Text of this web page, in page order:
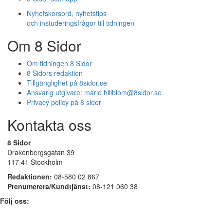
Nyhetskorsord, nyhetstips
och instuderingsfrågor till tidningen
Om 8 Sidor
Om tidningen 8 Sidor
8 Sidors redaktion
Tillgänglighet på 8sidor.se
Ansvarig utgivare: marie.hillblom@8sidor.se
Privacy policy på 8 sidor
Kontakta oss
8 Sidor
Drakenbergsgatan 39
117 41 Stockholm
Redaktionen: 08-580 02 867
Prenumerera/Kundtjänst: 08-121 060 38
Följ oss: